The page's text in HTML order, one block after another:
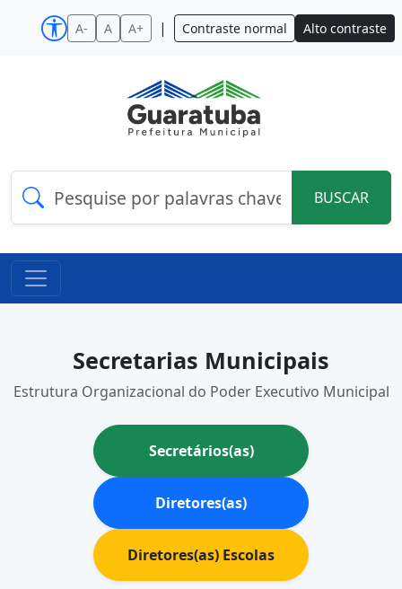
A- A A+ | Contraste normal Alto contraste
BUSCAR
Secretarias Municipais
Estrutura Organizacional do Poder Executivo Municipal
Secretários(as)
Diretores(as)
Diretores(as) Escolas